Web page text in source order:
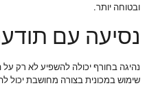
ובטוחה יותר.
נסיעה עם
נהיגה בחורף יכולה להשפיע לא רק
שימוש במכונית בצורה מחושבת יכול